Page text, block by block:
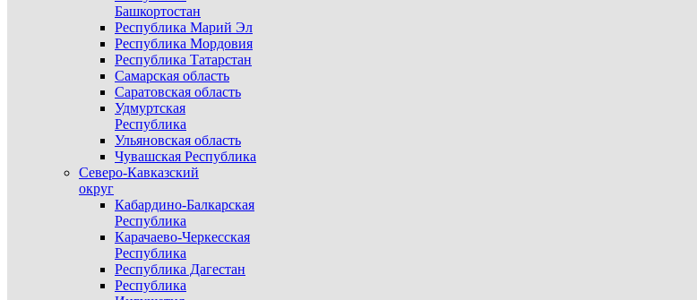
Башкортостан
Республика Марий Эл
Республика Мордовия
Республика Татарстан
Самарская область
Саратовская область
Удмуртская
Республика
Ульяновская область
Чувашская Республика
Северо-Кавказский
округ
Кабардино-Балкарская
Республика
Карачаево-Черкесская
Республика
Республика Дагестан
Республика